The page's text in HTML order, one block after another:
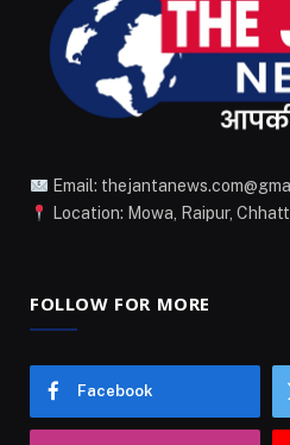
Email:
Location: Mowa, Raipur,
FOLLOW FOR MORE
Facebook